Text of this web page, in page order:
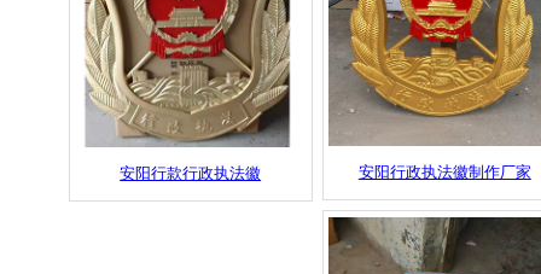
安阳行款行政执法徽 安阳行政执法徽制作厂家